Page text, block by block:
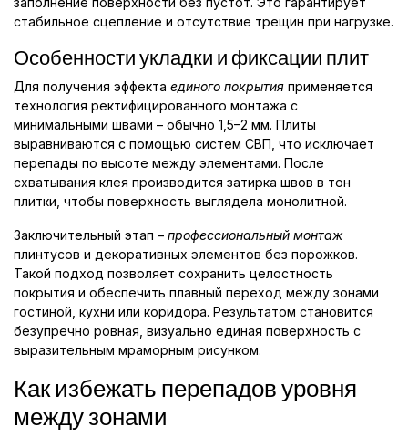
стабильное сцепление и отсутствие трещин при нагрузке.
Особенности укладки и фиксации плит
Для получения эффекта единого покрытия применяется
технология ректифицированного монтажа с
минимальными швами – обычно 1,5–2 мм. Плиты
выравниваются с помощью систем СВП, что исключает
перепады по высоте между элементами. После
схватывания клея производится затирка швов в тон
плитки, чтобы поверхность выглядела монолитной.
Заключительный этап – профессиональный монтаж
плинтусов и декоративных элементов без порожков.
Такой подход позволяет сохранить целостность
покрытия и обеспечить плавный переход между зонами
гостиной, кухни или коридора. Результатом становится
безупречно ровная, визуально единая поверхность с
выразительным мраморным рисунком.
Как избежать перепадов уровня
между зонами